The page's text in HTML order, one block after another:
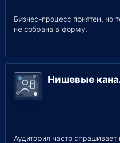
Бизнес-процесс понятен, но
не собрана в форму.
Нишевые
Аудитория часто